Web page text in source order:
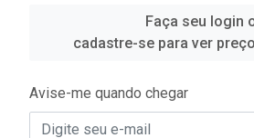
Faça seu login
cadastre-se para ver
Avise-me quando chegar